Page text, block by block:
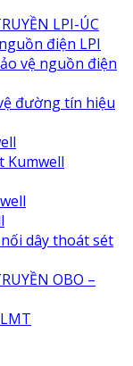
LPI-ÚC
điện LPI
vệ nguồn điện
đường tín hiệu
Kumwell
dây thoát sét
OBO –